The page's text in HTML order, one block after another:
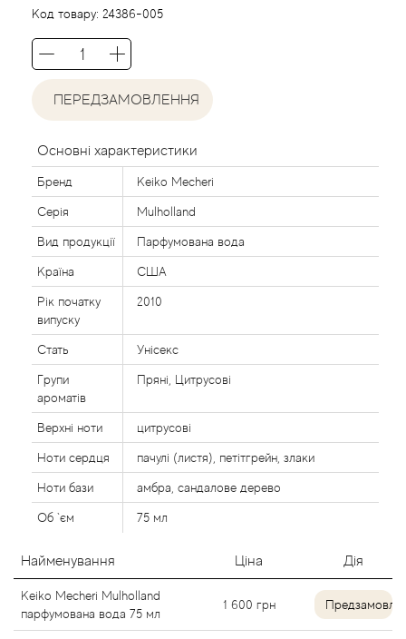
Код товару: 24386-005
ПЕРЕДЗАМОВЛЕННЯ
Основні характеристики
Бренд Keiko Mecheri
Серія Mulholland
Вид продукції Парфумована вода
Країна США
Рік початку
випуску
2010
Стать Унісекс
Групи
ароматів
Пряні, Цитрусові
Верхні ноти цитрусові
Ноти сердця пачулі (листя), петітгрейн, злаки
Ноти бази амбра, сандалове дерево
Об `єм 75 мл
Найменування Ціна Дія
Keiko Mecheri Mulholland
парфумована вода 75 мл
1 600 грн
Agent Provocateur
Agonist
Aigner
Aj Arabia (Widian)
Ajmal
Al Haramain
Al Jazeera
Alaia Paris
Alexander McQueen
Alexandre Barthet
Alexandre J
Alfred Dunhill
Alyson Oldoini
Alyssa Ashley